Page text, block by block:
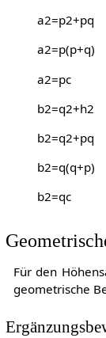
a2=p2+pq
a2=p(p+q)
a2=pc
b2=q2+h2
b2=q2+pq
b2=q(q+p)
b2=qc
Für den
geometrische